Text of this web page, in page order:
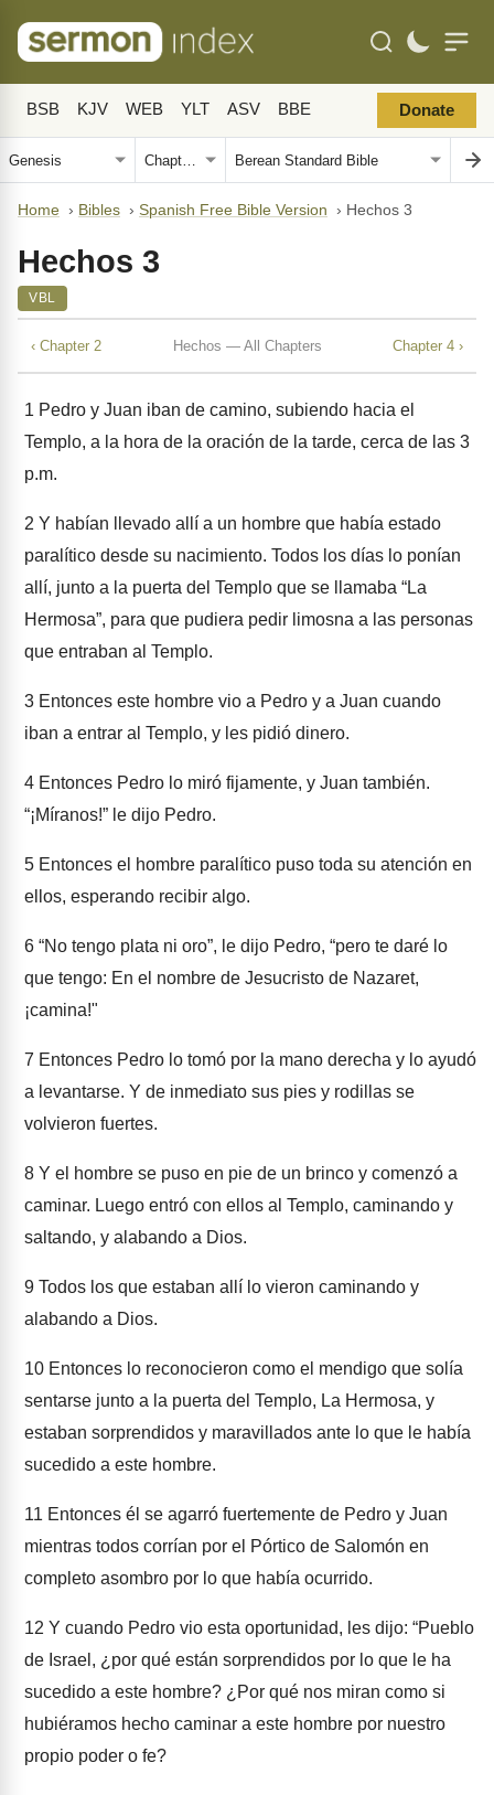
BSB KJV WEB YLT ASV BBE Donate
Home › Bibles › Spanish Free Bible Version › Hechos 3
Hechos 3
VBL
‹ Chapter 2 Hechos — All Chapters Chapter 4 ›
1 Pedro y Juan iban de camino, subiendo hacia el
Templo, a la hora de la oración de la tarde, cerca de las 3
p.m.
2 Y habían llevado allí a un hombre que había estado
paralítico desde su nacimiento. Todos los días lo ponían
allí, junto a la puerta del Templo que se llamaba “La
Hermosa”, para que pudiera pedir limosna a las personas
que entraban al Templo.
3 Entonces este hombre vio a Pedro y a Juan cuando
iban a entrar al Templo, y les pidió dinero.
4 Entonces Pedro lo miró fijamente, y Juan también.
“¡Míranos!” le dijo Pedro.
5 Entonces el hombre paralítico puso toda su atención en
ellos, esperando recibir algo.
6 “No tengo plata ni oro”, le dijo Pedro, “pero te daré lo
que tengo: En el nombre de Jesucristo de Nazaret,
¡camina!"
7 Entonces Pedro lo tomó por la mano derecha y lo ayudó
a levantarse. Y de inmediato sus pies y rodillas se
volvieron fuertes.
8 Y el hombre se puso en pie de un brinco y comenzó a
caminar. Luego entró con ellos al Templo, caminando y
saltando, y alabando a Dios.
9 Todos los que estaban allí lo vieron caminando y
alabando a Dios.
10 Entonces lo reconocieron como el mendigo que solía
sentarse junto a la puerta del Templo, La Hermosa, y
estaban sorprendidos y maravillados ante lo que le había
sucedido a este hombre.
11 Entonces él se agarró fuertemente de Pedro y Juan
mientras todos corrían por el Pórtico de Salomón en
completo asombro por lo que había ocurrido.
12 Y cuando Pedro vio esta oportunidad, les dijo: “Pueblo
de Israel, ¿por qué están sorprendidos por lo que le ha
sucedido a este hombre? ¿Por qué nos miran como si
hubiéramos hecho caminar a este hombre por nuestro
propio poder o fe?